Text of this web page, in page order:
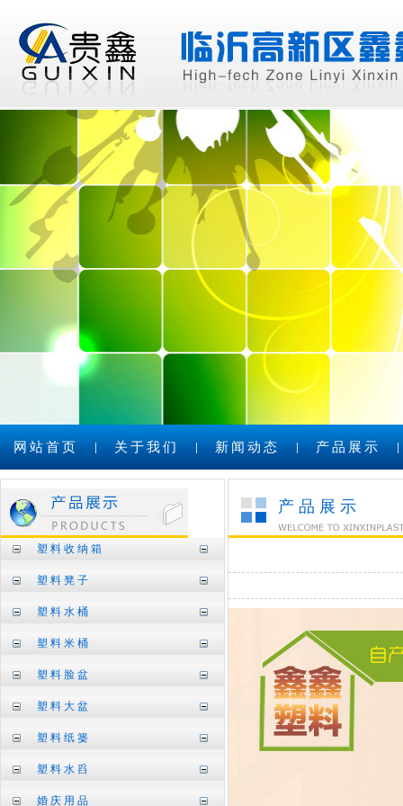
网站首页 关于我们 新闻动态 产品展示
塑料收纳箱
塑料凳子
塑料水桶
塑料米桶
塑料脸盆
塑料大盆
塑料纸篓
塑料水舀
婚庆用品
产品展示